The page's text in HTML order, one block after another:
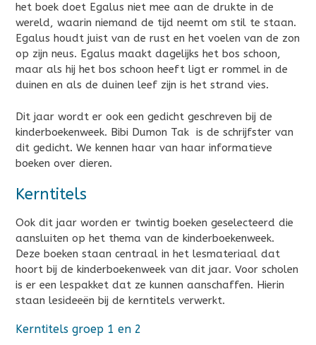
het boek doet Egalus niet mee aan de drukte in de
wereld, waarin niemand de tijd neemt om stil te staan.
Egalus houdt juist van de rust en het voelen van de zon
op zijn neus. Egalus maakt dagelijks het bos schoon,
maar als hij het bos schoon heeft ligt er rommel in de
duinen en als de duinen leef zijn is het strand vies.
Dit jaar wordt er ook een gedicht geschreven bij de
kinderboekenweek. Bibi Dumon Tak is de schrijfster van
dit gedicht. We kennen haar van haar informatieve
boeken over dieren.
Kerntitels
Ook dit jaar worden er twintig boeken geselecteerd die
aansluiten op het thema van de kinderboekenweek.
Deze boeken staan centraal in het lesmateriaal dat
hoort bij de kinderboekenweek van dit jaar. Voor scholen
is er een lespakket dat ze kunnen aanschaffen. Hierin
staan lesideeën bij de kerntitels verwerkt.
Kerntitels groep 1 en 2